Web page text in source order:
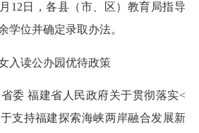
12日，各县（市、区）教育局指导
学位并确定录取办法。
读公办园优待政策
福建省人民政府关于贯彻落实<
支持福建探索海峡两岸融合发展新